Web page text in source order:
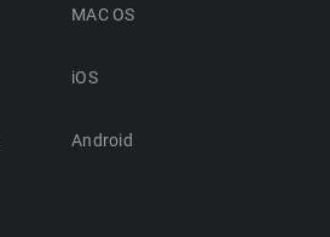
MAC OS
iOS
Android